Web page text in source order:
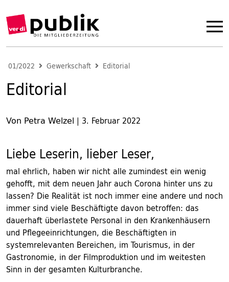
01/2022 Gewerkschaft Editorial
Editorial
Von Petra Welzel | 3. Februar 2022
Liebe Leserin, lieber Leser,
mal ehrlich, haben wir nicht alle zumindest ein wenig
gehofft, mit dem neuen Jahr auch Corona hinter uns zu
lassen? Die Realität ist noch immer eine andere und noch
immer sind viele Beschäftigte davon betroffen: das
dauerhaft überlastete Personal in den Krankenhäusern
und Pflegeeinrichtungen, die Beschäftigten in
systemrelevanten Bereichen, im Tourismus, in der
Gastronomie, in der Filmproduktion und im weitesten
Sinn in der gesamten Kulturbranche.